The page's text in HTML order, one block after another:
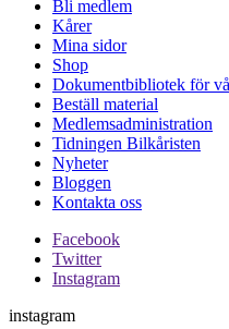
Bli medlem
Kårer
Mina sidor
Shop
Dokumentbibliotek för
Beställ material
Medlemsadministration
Tidningen Bilkåristen
Nyheter
Bloggen
Kontakta oss
Facebook
Twitter
Instagram
instagram